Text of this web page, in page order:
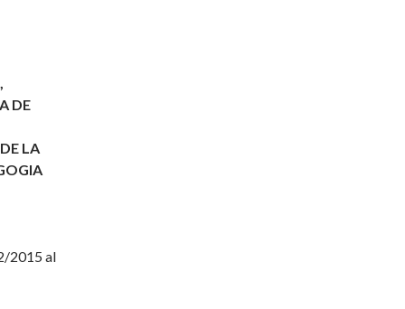
DE
LA
2015 al